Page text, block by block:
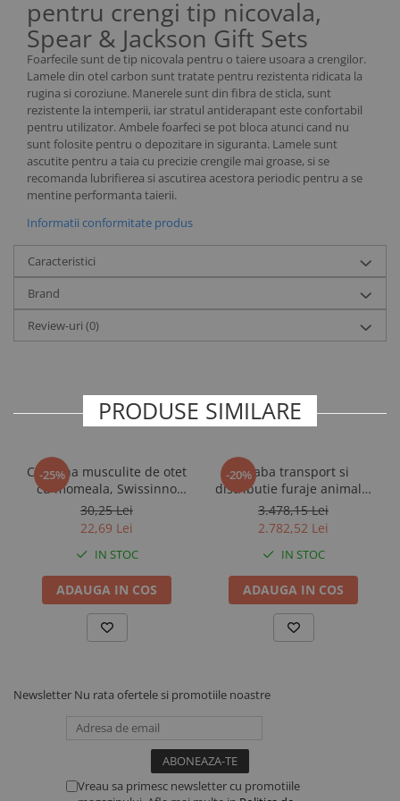
Ecornare miei si iezi
Identificare si marcare oi si capre
Perii de scarpinat oi si capre
Porci
Sanatate si confort porci
Identificare si marcare porci
Cai
Potcovit si intretinere copite cai
Curatare si intretinere cai
Identificare cai
Perii de scarpinat cai
Suplimente nutritive
Electroliti si suplimente vitei
Contentionare animale
Echipamente multifunctionale
Fronturi de furajare
Silozuri cereale
Utilaje furajare
Identificare, marcare, monitorizare
Vopsele, sprayuri, markere
Roboti ferma
Sanatate si confort animale
pentru crengi tip nicovala,
Spear & Jackson Gift Sets
Foarfecile sunt de tip nicovala pentru o taiere usoara a crengilor.
Lamele din otel carbon sunt tratate pentru rezistenta ridicata la
rugina si coroziune. Manerele sunt din fibra de sticla, sunt
rezistente la intemperii, iar stratul antiderapant este confortabil
pentru utilizator. Ambele foarfeci se pot bloca atunci cand nu
sunt folosite pentru o depozitare in siguranta. Lamele sunt
ascutite pentru a taia cu precizie crengile mai groase, si se
recomanda lubrifierea si ascutirea acestora periodic pentru a se
mentine performanta taierii.
Informatii conformitate produs
Caracteristici
Brand
Review-uri (0)
PRODUSE SIMILARE
-25%
Capcana musculite de otet
cu momeala, Swissinno
Fruit Fly Trap
30,25 Lei
22,69 Lei
IN STOC
ADAUGA IN COS
-20%Roaba transport si
distributie furaje animale,
LaBuvette
3.478,15 Lei
2.782,52 Lei
IN STOC
ADAUGA IN COS
Newsletter Nu rata ofertele si promotiile noastre
Vreau sa primesc newsletter cu promotiile